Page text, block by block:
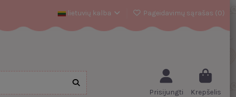
lietuvių kalba Pageidavimų sąrašas (0)
Prisijungti Krepšelis